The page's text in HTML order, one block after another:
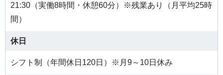
21:30（実働8時間・休憩60分）※残業あり（月平均25時
間）
休日
シフト制（年間休日120日）※月9～10日休み